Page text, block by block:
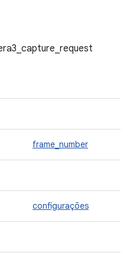
frame_number
configurações